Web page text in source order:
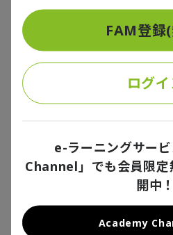
多くの場合、寄附金集めのチャネルに
い関係を構築する機会にはなっていな
得再分配を通じた産業育成への好循環
を地域の潜在的な応援団とも言うべき
要だ。まずは自治体が、マス向けで地
ォーマー頼みの状態からさらに進化す
へアプローチするD2C（Direct to
う。そして共感重視のアプローチとの
創が促されれば、「自立的な地方経済
『製造業のまち』の持続可能な未
域産業の自立リスクに対応して～
シンクタンク,企業誘致,地域産業とま
地方創生・地域活性
2025/06/05
や女性の定着を重視した企業誘致には
務所機能などの立地が求められる。し
心の産業構造が定着しきっていたり、
から抜け出せなかったりする地域も多
能立地・産業集積には、雇用創出や労
は、そのようなメリットとリスクにつ
備えた地域づくりに重要な視点や留意
大学への越境進学による人口流動
人材の成長と地域とのつながりに期
人口
地方創生・地域活性
FAM登録
ログ
e-ラーニングサー
Channel」でも会員限定
開中！
Academy